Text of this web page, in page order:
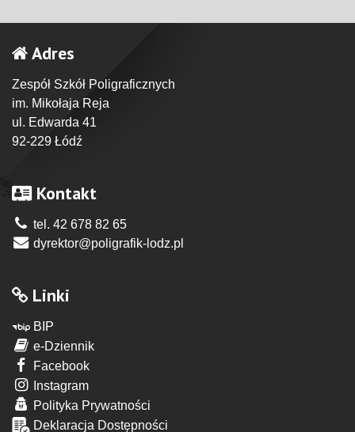
Adres
Zespół Szkół Poligraficznych
im. Mikołaja Reja
ul. Edwarda 41
92-229 Łódź
Kontakt
tel. 42 678 82 65
dyrektor@poligrafik-lodz.pl
Linki
BIP
e-Dziennik
Facebook
Instagram
Polityka Prywatności
Deklaracja Dostępności